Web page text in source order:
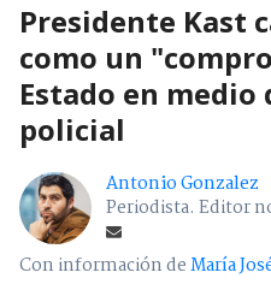
Presidente Kast
como un
Estado en medio
policial
Antonio Gonzalez
Periodista. Editor
Con información deMaría